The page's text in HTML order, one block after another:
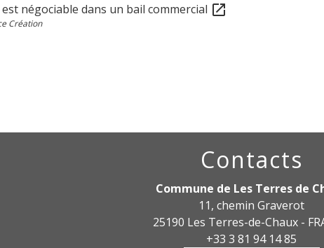
est négociable dans un bail commercial open_in_new
Création
Contacts
Commune de Les Terres de
11, chemin Graverot
25190 Les Terres-de-Chaux -
+33 3 81 94 14 85